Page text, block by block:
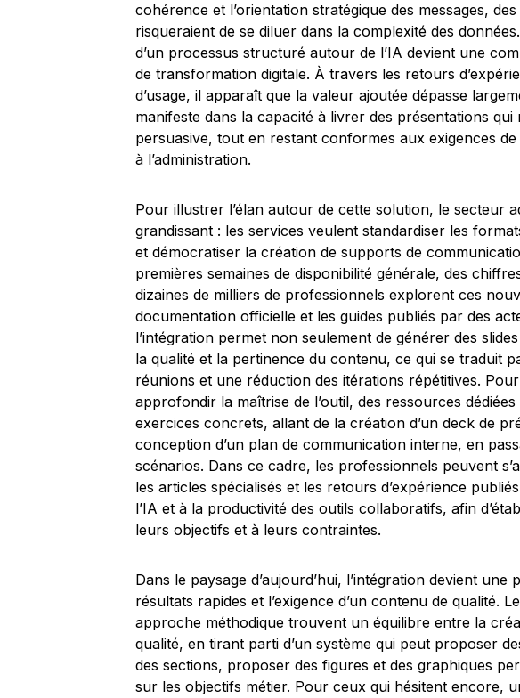
cohérence et l’orientation stratégique des messages,
risqueraient de se diluer dans la complexité des
d’un processus structuré autour de l’IA devient une
de transformation digitale. À travers les retours
d’usage, il apparaît que la valeur ajoutée dépasse
manifeste dans la capacité à livrer des présentations
persuasive, tout en restant conformes aux exigences
à l’administration.
Pour illustrer l’élan autour de cette solution, le secteur
grandissant : les services veulent standardiser les
et démocratiser la création de supports de
premières semaines de disponibilité générale, des
dizaines de milliers de professionnels explorent ces
documentation officielle et les guides publiés par des
l’intégration permet non seulement de générer des
la qualité et la pertinence du contenu, ce qui se traduit
réunions et une réduction des itérations répétitives.
approfondir la maîtrise de l’outil, des ressources
exercices concrets, allant de la création d’un deck de
conception d’un plan de communication interne, en
scénarios. Dans ce cadre, les professionnels peuvent
les articles spécialisés et les retours d’expérience
l’IA et à la productivité des outils collaboratifs, afin
leurs objectifs et à leurs contraintes.
Dans le paysage d’aujourd’hui, l’intégration devient
résultats rapides et l’exigence d’un contenu de qualité.
approche méthodique trouvent un équilibre entre la
qualité, en tirant parti d’un système qui peut proposer
des sections, proposer des figures et des graphiques
sur les objectifs métier. Pour ceux qui hésitent encore,